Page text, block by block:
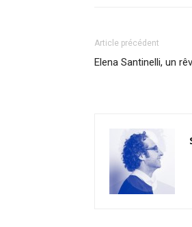
Article précédent
Elena Santinelli, un